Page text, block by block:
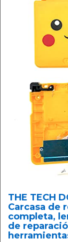
THE TECH
Carcasa de
completa,
de